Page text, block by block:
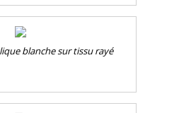
blanche sur tissu rayé